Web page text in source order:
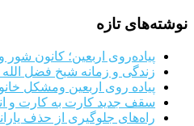
نوشته‌های تازه
پیاده‌روی اربعین؛ کانون شور
زندگی و زمانه شیخ فضل
پیاده روی اربعین ومشکل
سقف جدید کارت به کارت و
راه‌های جلوگیری از حذف